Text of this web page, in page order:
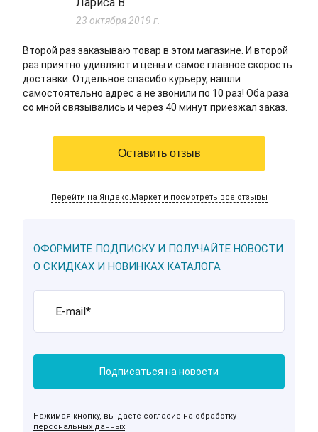
23 октября 2019 г.
Второй раз заказываю товар в этом магазине. И второй
раз приятно удивляют и цены и самое главное скорость
доставки. Отдельное спасибо курьеру, нашли
самостоятельно адрес а не звонили по 10 раз! Оба раза
со мной связывались и через 40 минут приезжал заказ.
Оставить отзыв
Перейти на Яндекс.Маркет и посмотреть все отзывы
ОФОРМИТЕ ПОДПИСКУ И ПОЛУЧАЙТЕ НОВОСТИ
О СКИДКАХ И НОВИНКАХ КАТАЛОГА
Нажимая кнопку, вы даете согласие на обработку
персональных данных